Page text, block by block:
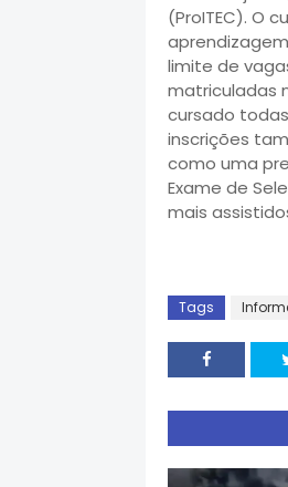
(ProITEC). O
limite de
matriculadas
cursado
inscrições
como uma
Exame de
mais
Tags